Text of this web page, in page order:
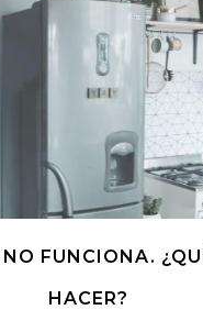
FUNCIONA.
HACER?